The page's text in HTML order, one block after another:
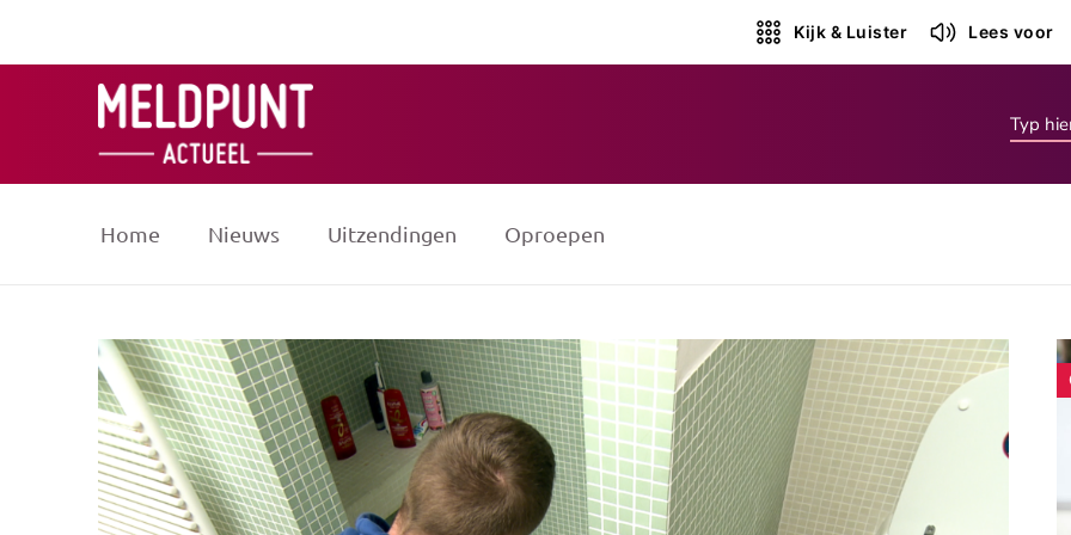
Kijk & Luister Lees voor
Home Nieuws Uitzendingen Oproepen